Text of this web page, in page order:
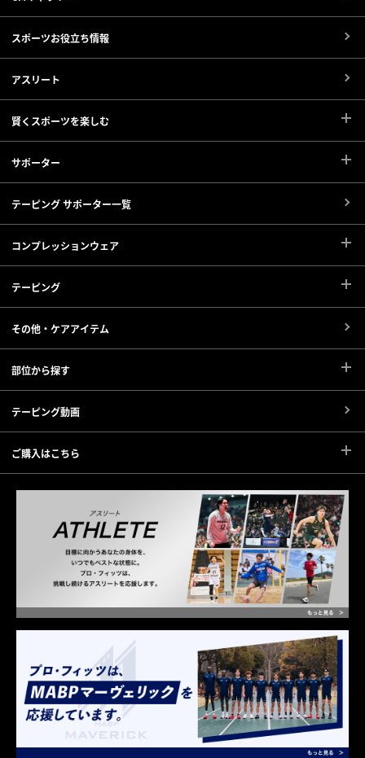
スポーツお役立ち情報
アスリート
賢くスポーツを楽しむ
サポーター
テーピング サポーター一覧
コンプレッションウェア
テーピング
その他・ケアアイテム
部位から探す
テーピング動画
ご購入はこちら